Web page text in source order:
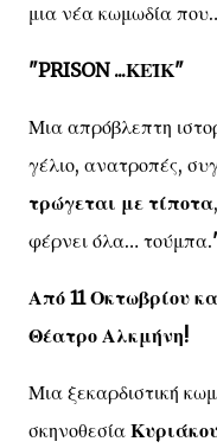
μια νέα κωμωδία
"PRISON ...ΚΕΪΚ"
Μια απρόβλεπτη
γέλιο, ανατροπές,
τρώγεται με τίποτα
φέρνει όλα… τούμπα.
Από 11 Οκτωβρίου
Θέατρο Αλκμήνη!
Μια ξεκαρδιστική
σκηνοθεσία